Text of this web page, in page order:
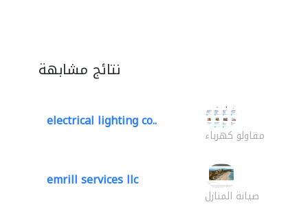
نتائج مشابهة
electrical lighting co..
مقاولو كهرباء
emrill services llc
صيانة المنازل